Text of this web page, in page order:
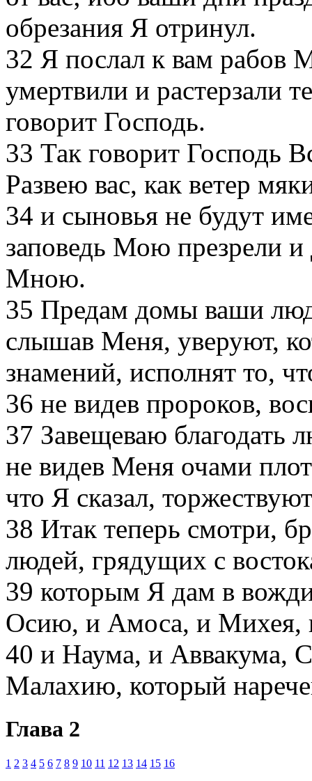
обрезания Я отринул.
32 Я послал к вам рабов
умертвили и растерзали
говорит Господь.
33 Так говорит Господь
Развею вас, как ветер
34 и сыновья не будут
заповедь Мою презрели и
Мною.
35 Предам домы ваши
слышав Меня, уверуют,
знамений, исполнят то,
36 не видев пророков,
37 Завещеваю благодать
не видев Меня очами
что Я сказал,
38 Итак теперь смотри,
людей, грядущих с
39 которым Я дам в
Осию, и Амоса, и Михея,
40 и Наума, и Аввакума,
Малахию, который
Глава 2
1 2 3 4 5 6 7 8 9 10 11 12 13 14 15 16